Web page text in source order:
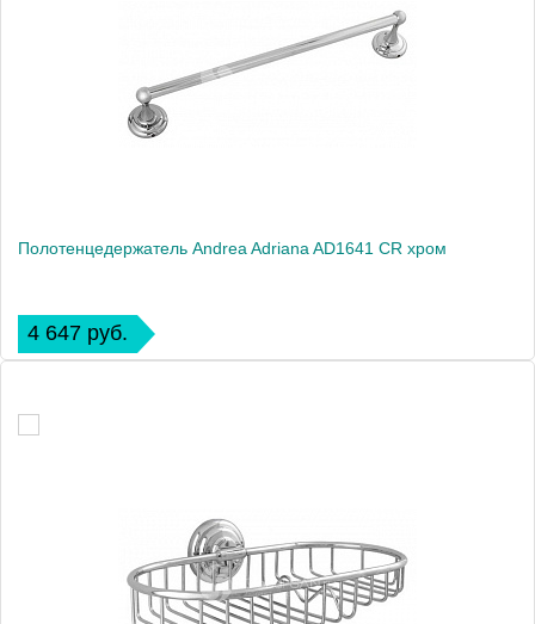
Полотенцедержатель Andrea Adriana AD1641 CR хром
4 647 руб.